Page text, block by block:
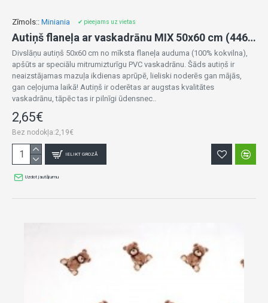
Zīmols:: Miniania ✔ pieejams uz vietas
Autiņš flaneļa ar vaskadrānu MIX 50x60 cm (4464)
Divslāņu autiņš 50x60 cm no mīksta flaneļa auduma (100% kokvilna),
apšūts ar speciālu mitrumizturīgu PVC vaskadrānu. Šāds autiņš ir
neaizstājamas mazuļa ikdienas aprūpē, lieliski noderēs gan mājās,
gan ceļojuma laikā! Autiņš ir oderētas ar augstas kvalitātes
vaskadrānu, tāpēc tas ir pilnīgi ūdensnec..
2,65€
Bez nodokļa:2,19€
IELIKT GROZĀ
Uzdot jautājumu